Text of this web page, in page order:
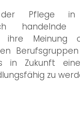
der Pflege
ihre Meinung
in Zukunft
zu